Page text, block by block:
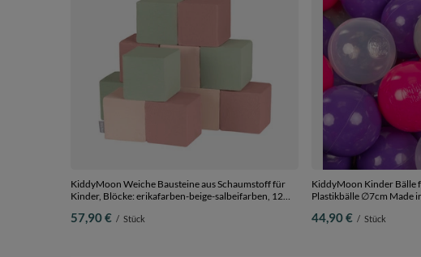
KiddyMoon Weiche Bausteine aus Schaumstoff für
Kinder, Blöcke: erikafarben-beige-salbeifarben, 12
57,90 € / Stück
KiddyMoon Kinder Bälle
Plastikbälle ∅7cm Made
44,90 € / Stück